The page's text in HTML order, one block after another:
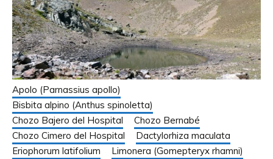
Apolo (Parnassius apollo)
Bisbita alpino (Anthus spinoletta)
Chozo Bajero del Hospital
Chozo Bernabé
Chozo Cimero del Hospital
Dactylorhiza maculata
Eriophorum latifolium
Limonera (Gomepteryx rhamni)